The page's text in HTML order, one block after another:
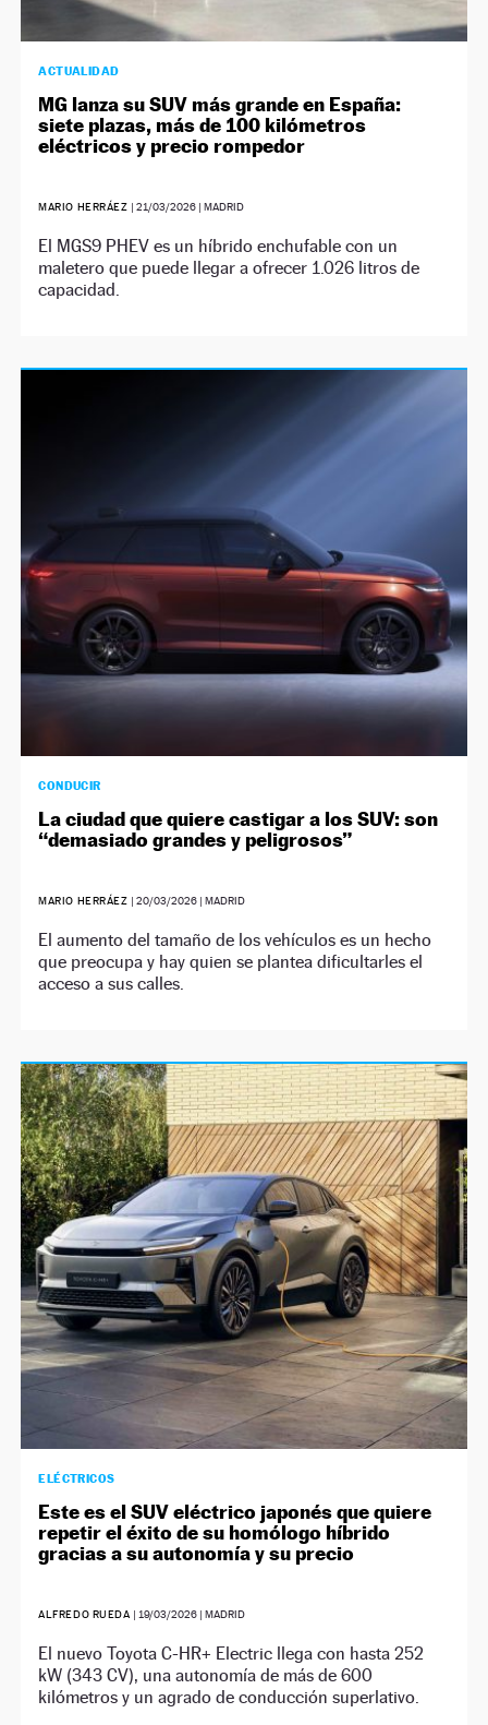
ACTUALIDAD
MG lanza su SUV más grande en España:
siete plazas, más de 100 kilómetros
eléctricos y precio rompedor
MARIO HERRÁEZ |21/03/2026 | MADRID
El MGS9 PHEV es un híbrido enchufable con un
maletero que puede llegar a ofrecer 1.026 litros de
capacidad.
CONDUCIR
La ciudad que quiere castigar a los SUV: son
“demasiado grandes y peligrosos”
MARIO HERRÁEZ |20/03/2026 | MADRID
El aumento del tamaño de los vehículos es un hecho
que preocupa y hay quien se plantea dificultarles el
acceso a sus calles.
ELÉCTRICOS
Este es el SUV eléctrico japonés que quiere
repetir el éxito de su homólogo híbrido
gracias a su autonomía y su precio
ALFREDO RUEDA | 19/03/2026 | MADRID
El nuevo Toyota C-HR+ Electric llega con hasta 252
kW (343 CV), una autonomía de más de 600
kilómetros y un agrado de conducción superlativo.